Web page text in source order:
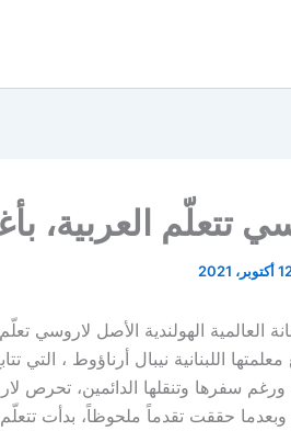
تتعلّم العربية،
2021
العالمية الهولندية الأصل لاروسي
معلمتها اللبنانية نيبال أرناؤوط ، التي
سفرها وتنقلها الدائمين، تحرص
وبعدما حققت تقدماً ملحوظاً، بدأت